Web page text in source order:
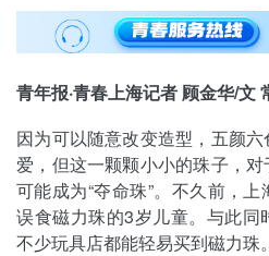
青年报·青春上海记者 顾金华/文
因为可以随意改变造型，五颜
爱，但这一颗颗小小的珠子，
可能成为“夺命珠”。不久前，
误食磁力珠的3岁儿童。与此同
不少玩具店都能轻易买到磁力珠。